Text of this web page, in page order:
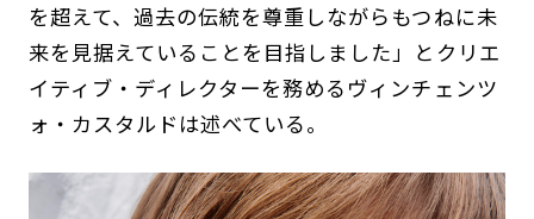
を超えて、過去の伝統を尊重しながらもつねに未
来を見据えていることを目指しました」とクリエ
イティブ・ディレクターを務めるヴィンチェンツ
ォ・カスタルドは述べている。